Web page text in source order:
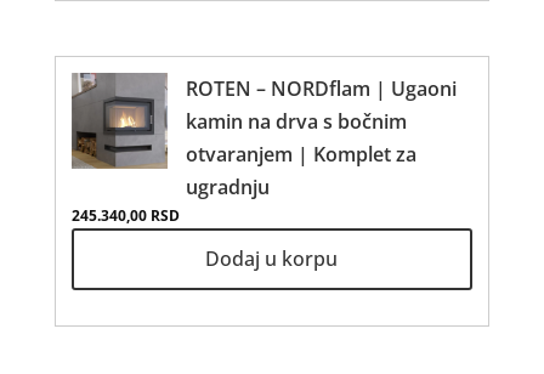
ROTEN – NORDflam | Ugaoni
kamin na drva s bočnim
otvaranjem | Komplet za
ugradnju
245.340,00 RSD
Dodaj u korpu